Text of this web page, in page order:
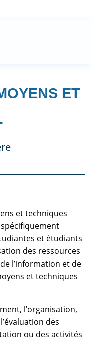
ET
et techniques
et étudiants
des ressources
l’information et de
et techniques
l’organisation,
des
ou des activités